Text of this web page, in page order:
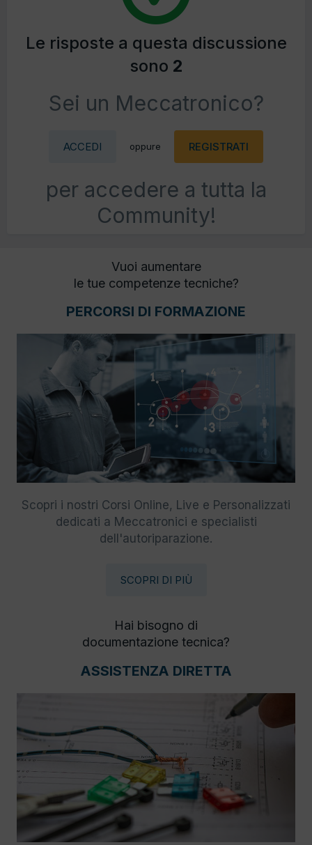
Le risposte a questa discussione
sono 2
Sei un Meccatronico?
ACCEDI oppure REGISTRATI
per accedere a tutta la
Community!
Vuoi aumentare
le tue competenze tecniche?
PERCORSI DI FORMAZIONE
Scopri i nostri Corsi Online, Live e Personalizzati
dedicati a Meccatronici e specialisti
dell'autoriparazione.
SCOPRI DI PIÙ
Hai bisogno di
documentazione tecnica?
ASSISTENZA DIRETTA